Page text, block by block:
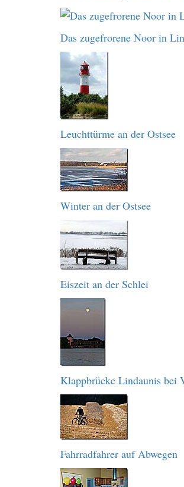
Das zugefrorene Noor in
Leuchttürme an der Ostsee
Winter an der Ostsee
Eiszeit an der Schlei
Klappbrücke Lindaunis bei
Fahrradfahrer auf Abwegen